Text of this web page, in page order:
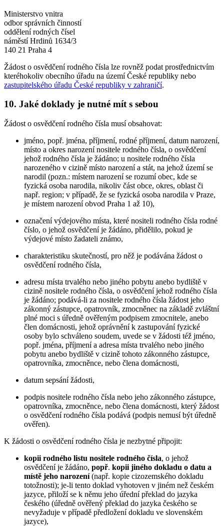
Ministerstvo vnitra
odbor správních činností
oddělení rodných čísel
náměstí Hrdinů 1634/3
140 21 Praha 4
Žádost o osvědčení rodného čísla lze rovněž podat prostřednictvím
kteréhokoliv obecního úřadu na území České republiky nebo
zastupitelského úřadu České republiky v zahraničí.
10. Jaké doklady je nutné mít s sebou
Žádost o osvědčení rodného čísla musí obsahovat:
jméno, popř. jména, příjmení, rodné příjmení, datum narození,
místo a okres narození nositele rodného čísla, o osvědčení
jehož rodného čísla je žádáno; u nositele rodného čísla
narozeného v cizině místo narození a stát, na jehož území se
narodil (pozn.: místem narození se rozumí obec, kde se
fyzická osoba narodila, nikoliv část obce, okres, oblast či
např. region; v případě, že se fyzická osoba narodila v Praze,
je místem narození obvod Praha 1 až 10),
označení výdejového místa, které nositeli rodného čísla rodné
číslo, o jehož osvědčení je žádáno, přidělilo, pokud je
výdejové místo žadateli známo,
charakteristiku skutečností, pro něž je podávána žádost o
osvědčení rodného čísla,
adresu místa trvalého nebo jiného pobytu anebo bydliště v
cizině nositele rodného čísla, o osvědčení jehož rodného čísla
je žádáno; podává-li za nositele rodného čísla žádost jeho
zákonný zástupce, opatrovník, zmocněnec na základě zvláštní
plné moci s úředně ověřeným podpisem zmocnitele, anebo
člen domácnosti, jehož oprávnění k zastupování fyzické
osoby bylo schváleno soudem, uvede se v žádosti též jméno,
popř. jména, příjmení a adresa místa trvalého nebo jiného
pobytu anebo bydliště v cizině tohoto zákonného zástupce,
opatrovníka, zmocněnce, nebo člena domácnosti,
datum sepsání žádosti,
podpis nositele rodného čísla nebo jeho zákonného zástupce,
opatrovníka, zmocněnce, nebo člena domácnosti, který žádost
o osvědčení rodného čísla podává (podpis nemusí být úředně
ověřen).
K žádosti o osvědčení rodného čísla je nezbytné připojit:
kopii rodného listu nositele rodného čísla, o jehož
osvědčení je žádáno, popř. kopii jiného dokladu o datu a
místě jeho narození(např. kopie cizozemského dokladu
totožnosti); je-li tento doklad vyhotoven v jiném než českém
jazyce, přiloží se k němu jeho úřední překlad do jazyka
českého (úředně ověřený překlad do jazyka českého se
nevyžaduje v případě předložení dokladu ve slovenském
jazyce),